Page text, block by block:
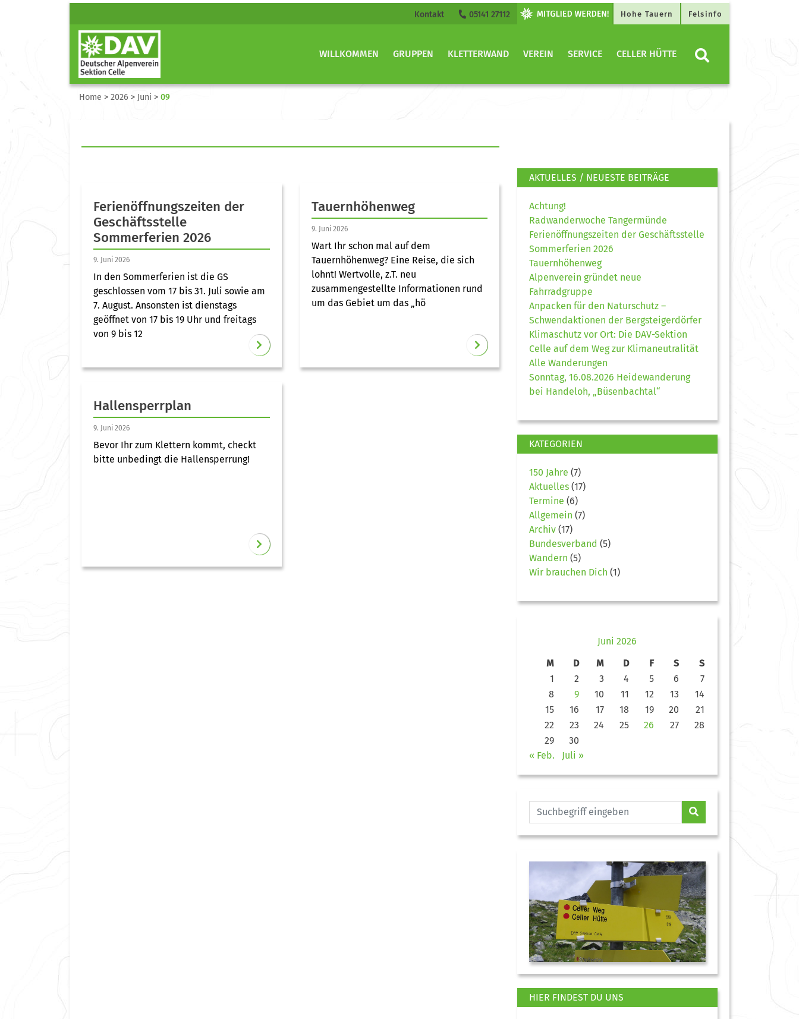
Kontakt 05141 27112 Hohe Tauern Felsinfo
WILLKOMMEN GRUPPEN KLETTERWAND VEREIN SERVICE CELLER HÜTTE
Home > 2026 > Juni > 09
Ferienöffnungszeiten der
Geschäftsstelle
Sommerferien 2026
9. Juni 2026
In den Sommerferien ist die GS
geschlossen vom 17 bis 31. Juli sowie am
7. August. Ansonsten ist dienstags
geöffnet von 17 bis 19 Uhr und freitags
von 9 bis 12
Tauernhöhenweg
9. Juni 2026
Wart Ihr schon mal auf dem
Tauernhöhenweg? Eine Reise, die sich
lohnt! Wertvolle, z.T. neu
zusammengestellte Informationen rund
um das Gebiet um das „hö
Hallensperrplan
9. Juni 2026
Bevor Ihr zum Klettern kommt, checkt
bitte unbedingt die Hallensperrung!
AKTUELLES / NEUESTE BEITRÄGE
Achtung!
Radwanderwoche Tangermünde
Ferienöffnungszeiten der Geschäftsstelle
Sommerferien 2026
Tauernhöhenweg
Alpenverein gründet neue
Fahrradgruppe
Anpacken für den Naturschutz –
Schwendaktionen der Bergsteigerdörfer
Klimaschutz vor Ort: Die DAV-Sektion
Celle auf dem Weg zur Klimaneutralität
Alle Wanderungen
Sonntag, 16.08.2026 Heidewanderung
bei Handeloh, „Büsenbachtal“
KATEGORIEN
150 Jahre (7)
Aktuelles (17)
Termine (6)
Allgemein (7)
Archiv (17)
Bundesverband (5)
Wandern (5)
Wir brauchen Dich (1)
Juni 2026
M
D M D F S
S
1
2 3 4 5 6
7
8
9 10 11 12 13
14
15
16 17 18 19 20
21
22
23 24 25 26 27
28
29
30
« Feb.
Juli »
HIER FINDEST DU UNS